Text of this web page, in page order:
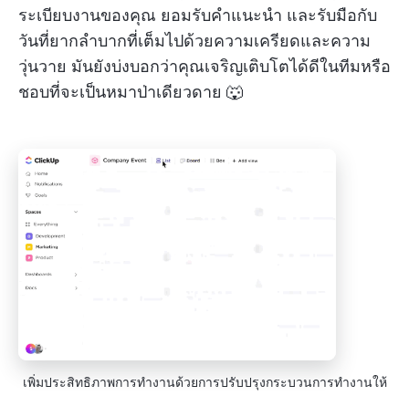
ระเบียบงานของคุณ ยอมรับคำแนะนำ และรับมือกับ
วันที่ยากลำบากที่เต็มไปด้วยความเครียดและความ
วุ่นวาย มันยังบ่งบอกว่าคุณเจริญเติบโตได้ดีในทีมหรือ
ชอบที่จะเป็นหมาป่าเดียวดาย 🐺
เพิ่มประสิทธิภาพการทำงานด้วยการปรับปรุงกระบวนการทำงานให้